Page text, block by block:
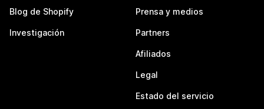
Blog de Shopify
Investigación
Prensa y medios
Partners
Afiliados
Legal
Estado del servicio